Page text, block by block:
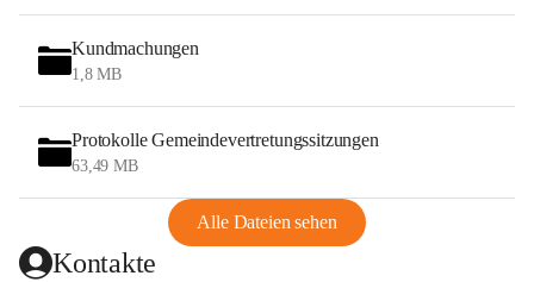
Kundmachungen
1,8 MB
Protokolle Gemeindevertretungssitzungen
63,49 MB
Alle Dateien sehen
Kontakte